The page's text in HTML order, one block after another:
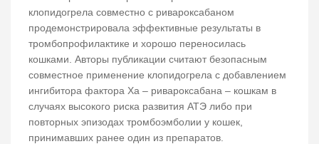
клопидогрела совместно с ривароксабаном
продемонстрировала эффективные результаты в
тромбопрофилактике и хорошо переносилась
кошками. Авторы публикации считают безопасным
совместное применение клопидогрела с добавлением
ингибитора фактора Ха – ривароксабана – кошкам в
случаях высокого риска развития АТЭ либо при
повторных эпизодах тромбоэмболии у кошек,
принимавших ранее один из препаратов.